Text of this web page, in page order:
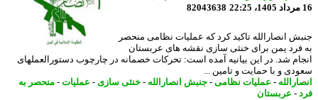
82043638
انصارالله تاکید کرد که عملیات نظامی منحصر
یمن برای خنثی سازی نقشه های عربستان
شد. در این بیانیه آمده است: تحرکات خصمانه در چارچوب دستورالعملهای
و با حمایت و تامین ...
-عملیات نظامی-جنبش انصارالله-خنثی سازی- عملیات-منحصر به
-عربستان